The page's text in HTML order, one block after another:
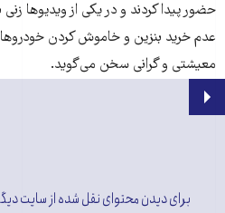
حضور پیدا کردند و در یکی از ویدیوها
عدم خرید بنزین و خاموش کردن
معیشتی و گرانی سخن می‌گوید.
برای دیدن محتوای نقل شده از سایت